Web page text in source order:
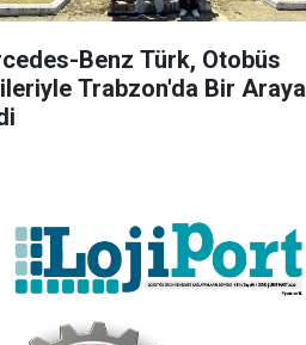
Benz Türk, Otobüs
Trabzon'da Bir Araya